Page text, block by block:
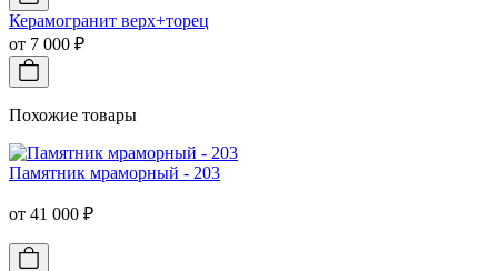
Керамогранит верх+торец
от 7 000 ₽
Похожие товары
Памятник мраморный - 203
от 41 000 ₽